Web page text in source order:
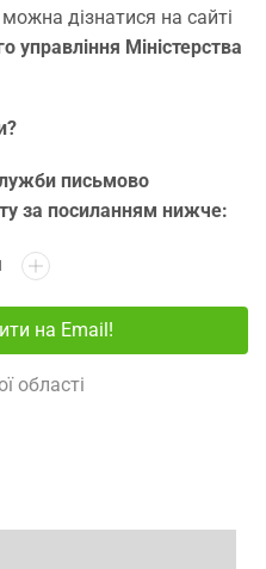
дізнатися на сайті
управління Міністерства
письмово
за посиланням нижче:
на Email!
області